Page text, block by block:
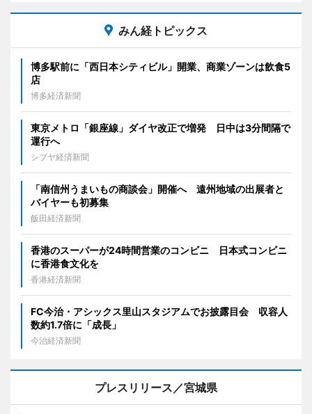
みん経トピックス
博多駅前に「西日本シティビル」開業、商業ゾーンは飲食5
店
博多経済新聞
東京メトロ「銀座線」ダイヤ改正で増発 日中は3分間隔で
運行へ
シブヤ経済新聞
「南信州うまいもの商談会」開催へ 遠州地域の出展者と
バイヤーも初募集
飯田経済新聞
香港のスーパーが24時間営業のコンビニ 日本式コンビニ
に香港食文化を
香港経済新聞
FC今治・アシックス里山スタジアムでお披露目会 収容人
数約1.7倍に「成長」
今治経済新聞
プレスリリース／宮城県